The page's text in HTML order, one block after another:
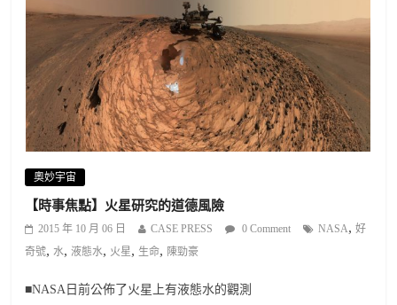
奧妙宇宙
【時事焦點】火星研究的道德風險
2015 年 10 月 06 日 CASE PRESS 0 Comment NASA,好
奇號, 水,液態水, 火星, 生命, 陳勁豪
■NASA日前公佈了火星上有液態水的觀測